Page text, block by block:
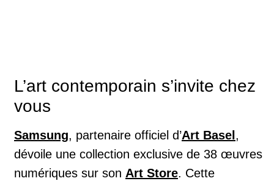
L’art contemporain s’invite chez
vous
Samsung, partenaire officiel d’Art Basel ,
dévoile une collection exclusive de 38 œuvres
numériques sur son Art Store. Cette